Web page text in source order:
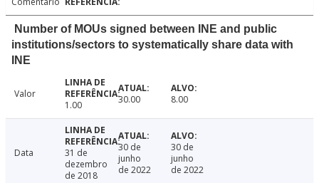
Number of MOUs signed between INE and public
institutions/sectors to systematically share data with
INE
Valor
1.00
30.00 8.00
Data
31 de
dezembro
de 2018
30 de
junho
de 2022
30 de
junho
de 2022